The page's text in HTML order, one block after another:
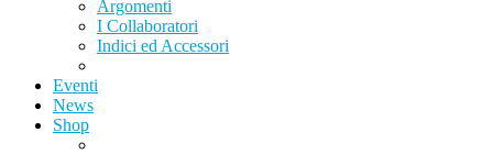
Argomenti
I Collaboratori
Indici ed Accessori
Eventi
News
Shop